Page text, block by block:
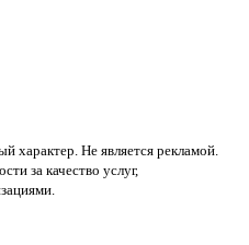
характер. Не является рекламой.
за качество услуг,